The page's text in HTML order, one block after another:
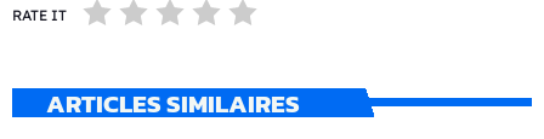
RATE IT
ARTICLES SIMILAIRES